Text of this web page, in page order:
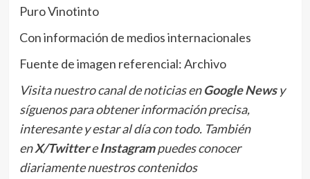
Puro Vinotinto
Con información de medios internacionales
Fuente de imagen referencial: Archivo
Visita nuestro canal de noticias enGoogle Newsy
síguenos para obtener información precisa,
interesante y estar al día con todo. También
enX/TwittereInstagrampuedes conocer
diariamente nuestros contenidos